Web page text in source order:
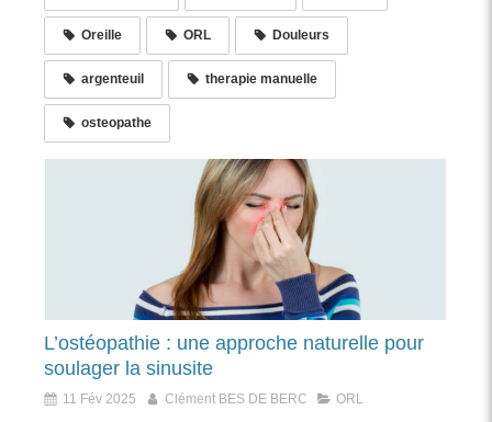
Oreille ORL Douleurs
argenteuil therapie manuelle
osteopathe
L’ostéopathie : une approche naturelle pour
soulager la sinusite
11 Fév 2025 Clément BES DE BERC ORL